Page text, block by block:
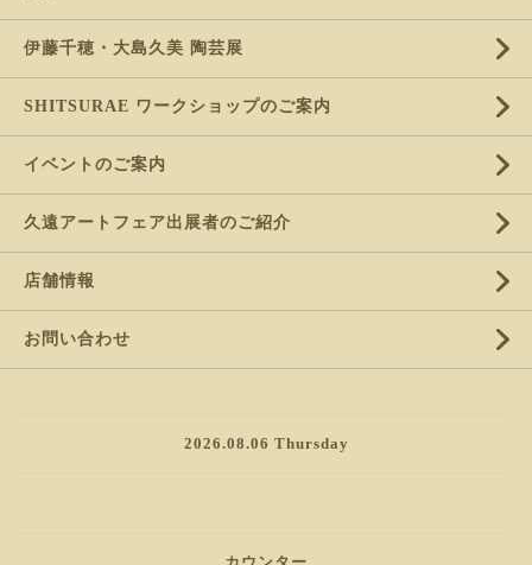
伊藤千穂・大島久美 陶芸展
SHITSURAE ワークショップのご案内
イベントのご案内
久遠アートフェア出展者のご紹介
店舗情報
お問い合わせ
2026.08.06 Thursday